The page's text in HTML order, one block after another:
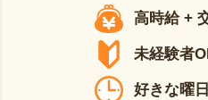
高時給 +
未経験者
好きな曜